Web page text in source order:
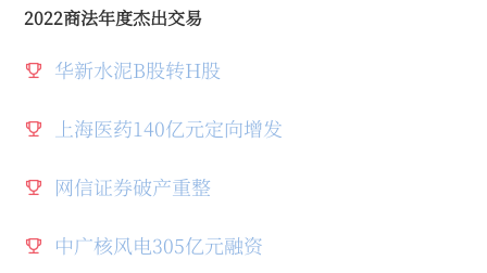
2022商法年度杰出交易
华新水泥B股转H股
上海医药140亿元定向增发
网信证券破产重整
中广核风电305亿元融资